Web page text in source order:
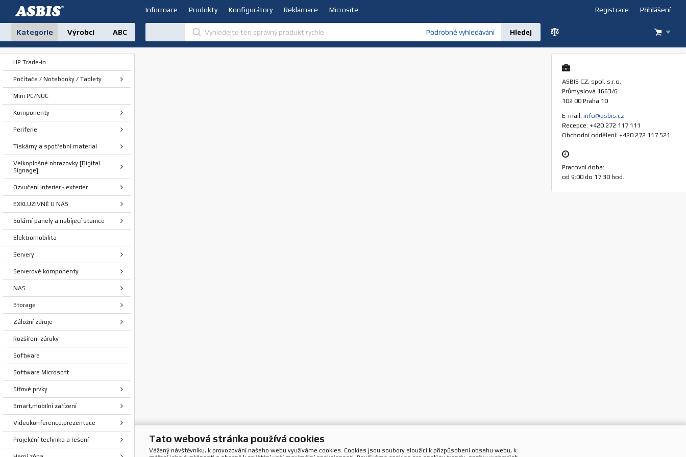
Informace Produkty Konfigurátory Reklamace Microsite Přihlášení
Registrace
Podrobné vyhledávání
Kategorie Výrobci ABC
HP Trade-in
Počítače / Notebooky / Tablety
Mini PC/NUC
Komponenty
Periferie
Tiskárny a spotřební material
Velkoplošné obrazovky [Digital
Signage]
Ozvučení interier - exterier
EXKLUZIVNĚ U NÁS
Solární panely a nabíjecí stanice
Elektromobilita
Servery
Serverové komponenty
NAS
Storage
Záložní zdroje
Rozšířeni záruky
Software
Software Microsoft
Síťové prvky
Smart,mobilní zařízení
Videokonference,prezentace
Projekční technika a řešení
ASBIS CZ, spol. s.r.o.
Průmyslová 1663/6
102 00 Praha 10
E-mail: info@asbis.cz
Recepce: +420 272 117 111
Obchodní oddělení: +420 272 117 521
Pracovní doba:
od 9:00 do 17:30 hod.
Tato webová stránka používá cookies
Vážený návštěvníku, k provozování našeho webu využíváme cookies. Cookies jsou soubory sloužící k přizpůsobení obsahu webu, k